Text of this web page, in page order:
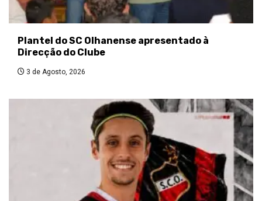
Plantel do SC Olhanense apresentado à
Direcção do Clube
3 de Agosto, 2026